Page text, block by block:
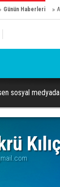
Günün Haberleri
Varol
sosyal